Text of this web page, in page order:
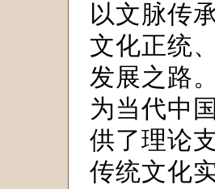
以文脉传
文化正统
发展之路
为当代中
供了理论
传统文化